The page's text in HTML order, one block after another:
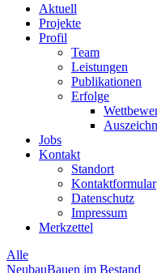
Aktuell
Projekte
Profil
Team
Leistungen
Publikationen
Erfolge
Jobs
Kontakt
Standort
Kontaktformular
Datenschutz
Impressum
Merkzettel
Alle
NeubauBauen im Bestand